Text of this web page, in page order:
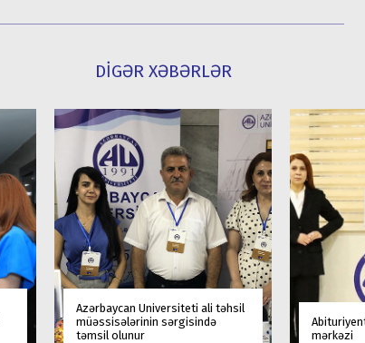
DİGƏR XƏBƏRLƏR
Azərbaycan Universiteti ali təhsil
müəssisələrinin sərgisində
təmsil olunur
mərkəzi